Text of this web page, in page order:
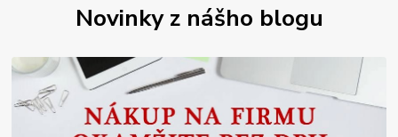
Novinky z nášho blogu